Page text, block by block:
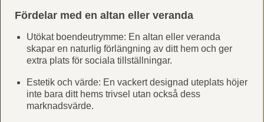
Fördelar med en altan eller veranda
Utökat boendeutrymme: En altan eller veranda
skapar en naturlig förlängning av ditt hem och ger
extra plats för sociala tillställningar.
Estetik och värde: En vackert designad uteplats höjer
inte bara ditt hems trivsel utan också dess
marknadsvärde.